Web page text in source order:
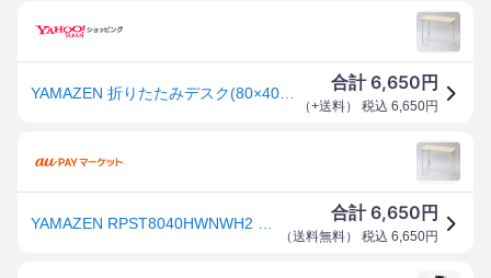
合計6,650 円
（+送料） 税込 6,650円
合計6,650 円
（送料無料） 税込 6,650円